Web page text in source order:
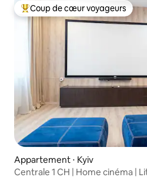
Coups de cœur voyageurs les
Coup de cœur voyageurs
Appartement ⋅ Kyiv
Centrale 1 CH | Home cinéma |